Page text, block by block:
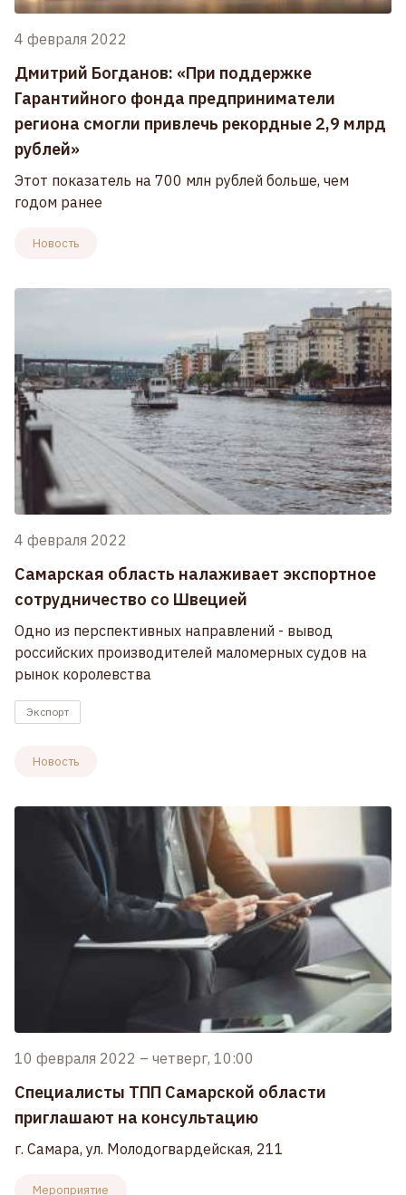
4 февраля 2022
Дмитрий Богданов: «При поддержке
Гарантийного фонда предприниматели
региона смогли привлечь рекордные 2,9 млрд
рублей»
Этот показатель на 700 млн рублей больше, чем
годом ранее
Новость
4 февраля 2022
Самарская область налаживает экспортное
сотрудничество со Швецией
Одно из перспективных направлений - вывод
российских производителей маломерных судов на
рынок королевства
Экспорт
Новость
10 февраля 2022 – четверг, 10:00
Специалисты ТПП Самарской области
приглашают на консультацию
г. Самара, ул. Молодогвардейская, 211
Мероприятие